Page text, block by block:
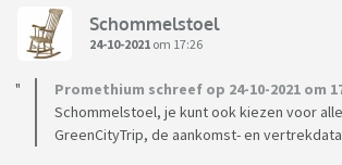
Schommelstoel
24-10-2021 om 17:26
Promethium schreef op 24-10-2021 om
Schommelstoel, je kunt ook kiezen voor
GreenCityTrip, de aankomst- en